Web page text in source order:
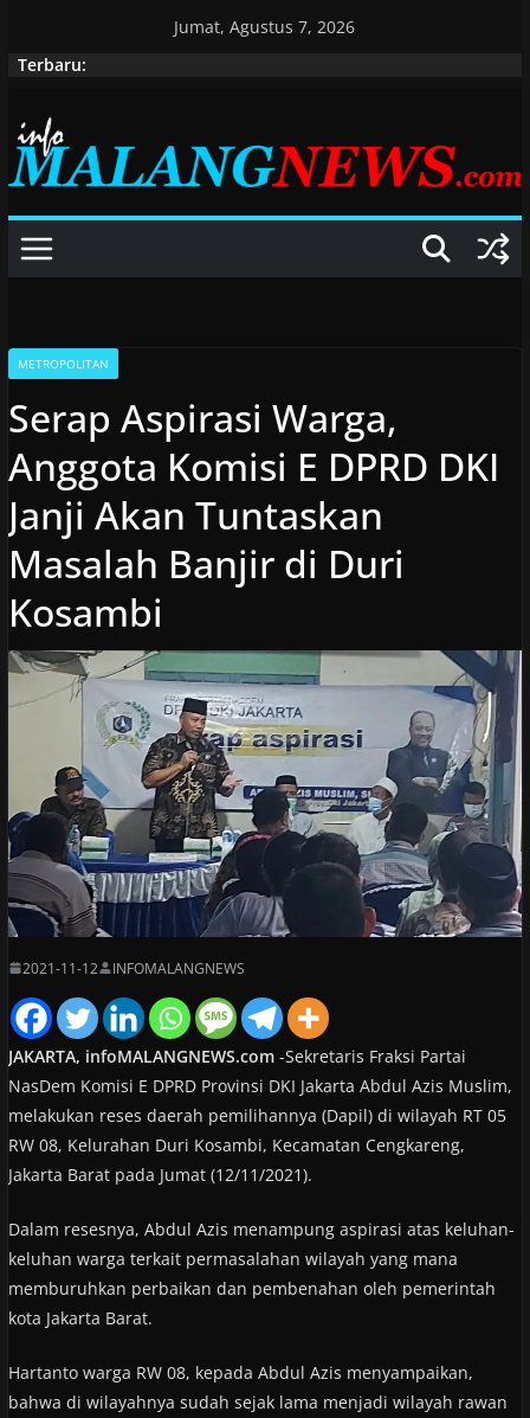
Jumat, Agustus 7, 2026
Terbaru:
METROPOLITAN
Serap Aspirasi Warga,
Anggota Komisi E DPRD DKI
Janji Akan Tuntaskan
Masalah Banjir di Duri
Kosambi
2021-11-12 INFOMALANGNEWS
JAKARTA, infoMALANGNEWS.com-Sekretaris Fraksi Partai
NasDem Komisi E DPRD Provinsi DKI Jakarta Abdul Azis Muslim,
melakukan reses daerah pemilihannya (Dapil) di wilayah RT 05
RW 08, Kelurahan Duri Kosambi, Kecamatan Cengkareng,
Jakarta Barat pada Jumat (12/11/2021).
Dalam resesnya, Abdul Azis menampung aspirasi atas keluhan-
keluhan warga terkait permasalahan wilayah yang mana
memburuhkan perbaikan dan pembenahan oleh pemerintah
kota Jakarta Barat.
Hartanto warga RW 08, kepada Abdul Azis menyampaikan,
bahwa di wilayahnya sudah sejak lama menjadi wilayah rawan